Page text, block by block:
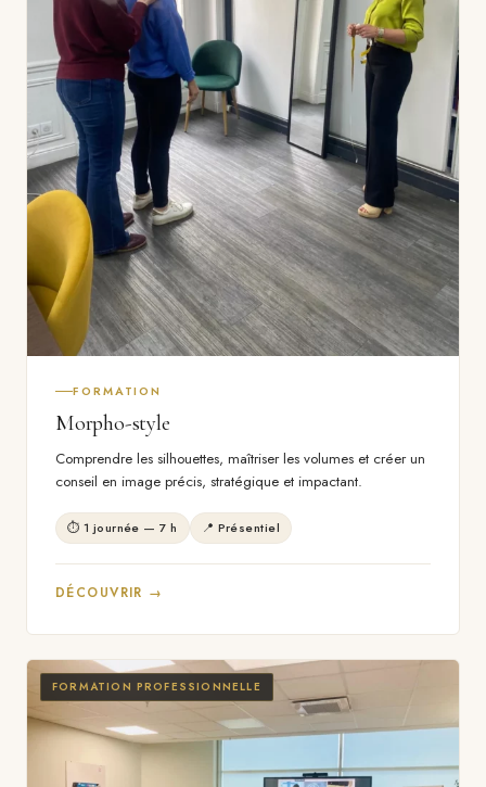
FORMATION
Morpho-style
Comprendre les silhouettes, maîtriser les volumes et créer un
conseil en image précis, stratégique et impactant.
⏱ 1 journée — 7 h 📍 Présentiel
DÉCOUVRIR →
FORMATION PROFESSIONNELLE